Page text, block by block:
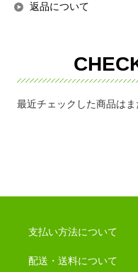
返品について
最近チェックした商品はま
支払い方法について
配送・送料について